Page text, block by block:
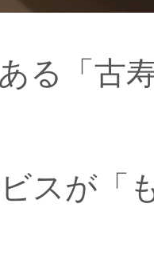
る「古
スが「